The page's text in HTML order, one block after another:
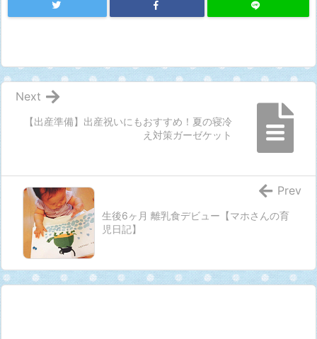
【出産準備】出産祝いにもおすすめ！夏の寝冷
え対策ガーゼケット
Next
生後6ヶ月 離乳食デビュー【マホさんの育
児日記】
Prev